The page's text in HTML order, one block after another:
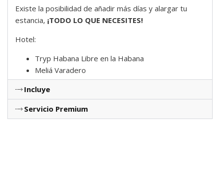
Existe la posibilidad de añadir más días y alargar tu
estancia, ¡TODO LO QUE NECESITES!
Hotel:
Tryp Habana Libre en la Habana
Meliá Varadero
Incluye
Servicio Premium